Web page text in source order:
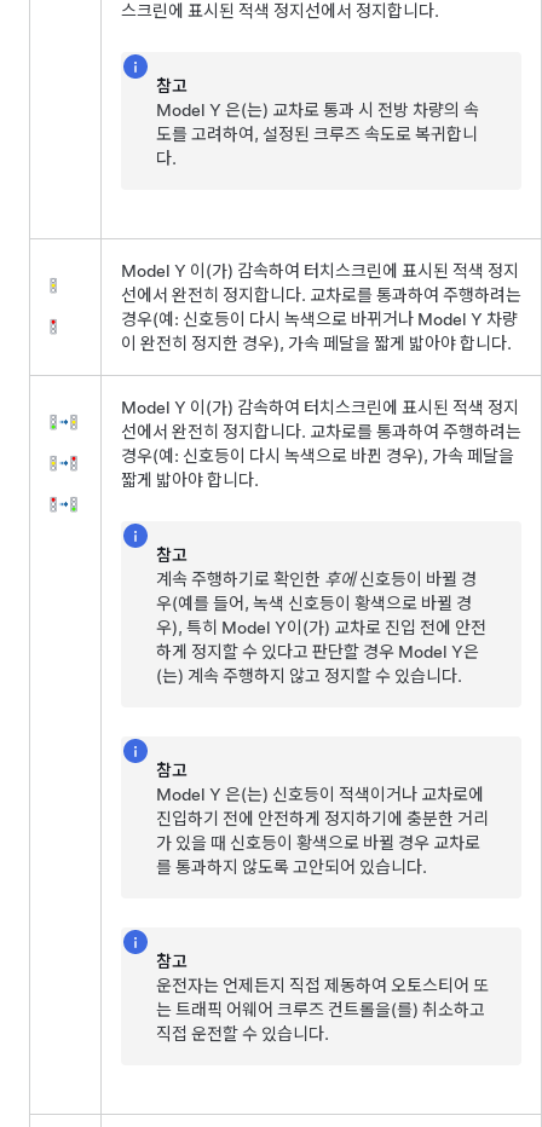
스크린에 표시된 적색 정지선에서 정지합니다.
참고
Model Y 은(는) 교차로 통과 시 전방 차량의 속
도를 고려하여, 설정된 크루즈 속도로 복귀합니
다.
Model Y 이(가) 감속하여 터치스크린에 표시된 적색 정지
선에서 완전히 정지합니다. 교차로를 통과하여 주행하려는
경우(예: 신호등이 다시 녹색으로 바뀌거나 Model Y 차량
이 완전히 정지한 경우), 가속 페달을 짧게 밟아야 합니다.
Model Y 이(가) 감속하여 터치스크린에 표시된 적색 정지
선에서 완전히 정지합니다. 교차로를 통과하여 주행하려는
경우(예: 신호등이 다시 녹색으로 바뀐 경우), 가속 페달을
짧게 밟아야 합니다.
참고
계속 주행하기로 확인한 후에신호등이 바뀔 경
우(예를 들어, 녹색 신호등이 황색으로 바뀔 경
우), 특히 Model Y이(가) 교차로 진입 전에 안전
하게 정지할 수 있다고 판단할 경우 Model Y은
(는) 계속 주행하지 않고 정지할 수 있습니다.
참고
Model Y 은(는) 신호등이 적색이거나 교차로에
진입하기 전에 안전하게 정지하기에 충분한 거리
가 있을 때 신호등이 황색으로 바뀔 경우 교차로
를 통과하지 않도록 고안되어 있습니다.
참고
운전자는 언제든지 직접 제동하여오토스티어 또
는트래픽 어웨어 크루즈 컨트롤을(를) 취소하고
직접 운전할 수 있습니다.